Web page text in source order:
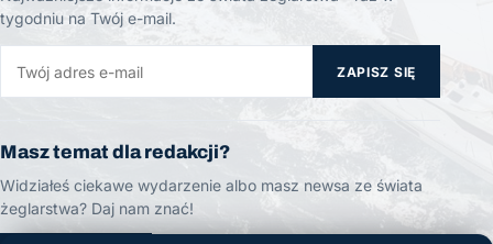
tygodniu na Twój e-mail.
ZAPISZ SIĘ
Masz temat dla redakcji?
Widziałeś ciekawe wydarzenie albo masz newsa ze świata
żeglarstwa? Daj nam znać!